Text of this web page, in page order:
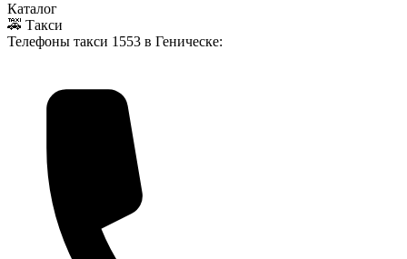
Каталог
🚕 Такси
Телефоны такси 1553 в Геническе: